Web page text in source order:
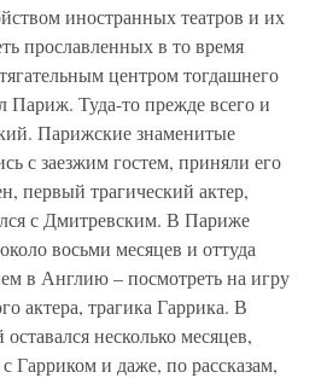
иностранных театров и их
прославленных в то время
центром тогдашнего
Париж. Туда-то прежде всего и
Парижские знаменитые
с заезжим гостем, приняли его
первый трагический актер,
с Дмитревским. В Париже
восьми месяцев и оттуда
в Англию – посмотреть на игру
актера, трагика Гаррика. В
несколько месяцев,
Гарриком и даже, по рассказам,